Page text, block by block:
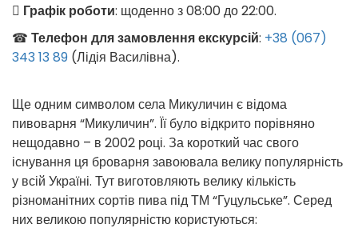
Графік роботи: щоденно з 08:00 до 22:00.
☎ Телефон для замовлення екскурсій: +38 (067)
343 13 89 (Лідія Василівна).
Ще одним символом села Микуличин є відома
пивоварня “Микуличин”. Її було відкрито порівняно
нещодавно – в 2002 році. За короткий час свого
існування ця броварня завоювала велику популярність
у всій Україні. Тут виготовляють велику кількість
різноманітних сортів пива під ТМ “Гуцульське”. Серед
них великою популярністю користуються: